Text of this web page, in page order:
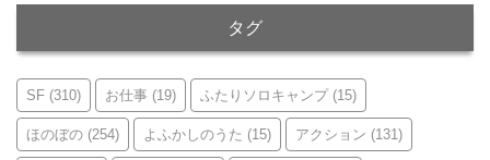
タグ
SF (310) お仕事 (19) ふたりソロキャンプ(15)
ほのぼの (254) よふかしのうた (15) アクション (131)